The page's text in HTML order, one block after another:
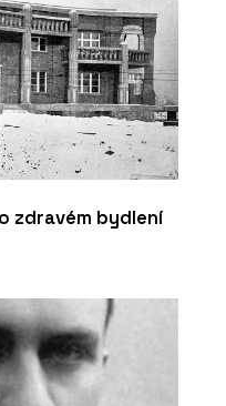
- Franke
zdravém bydlení